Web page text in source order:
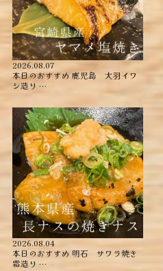
2026.08.07
本日のおすすめ ︎鹿児島 大羽イワ
シ造り …
2026.08.04
本日のおすすめ ︎明石 サワラ焼き
霜造り …